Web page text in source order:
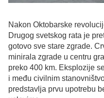
Nakon Oktobarske
Drugog svetskog rata je
gotovo sve stare zgrade.
minirala zgrade u centru
preko 400 km. Eksplozije
i među civilnim
predstavlja prvu upotrebu